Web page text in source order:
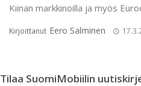
Kiinan markkinoilla ja myös
Kirjoittanut Eero Salminen
Tilaa SuomiMobiilin